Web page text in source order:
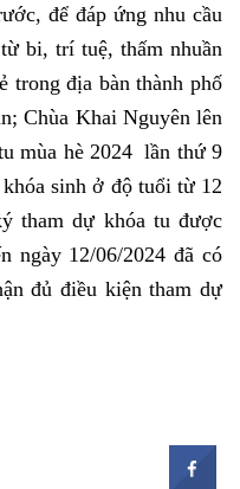
để đáp ứng nhu cầu
bi, trí tuệ, thấm nhuần
trong địa bàn thành phố
Chùa Khai Nguyên lên
mùa hè 2024 lần thứ 9
sinh ở độ tuổi từ 12
tham dự khóa tu được
ngày 12/06/2024 đã có
đủ điều kiện tham dự